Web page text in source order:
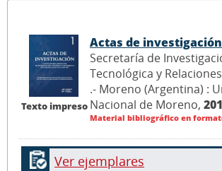
Texto impreso
Actas de investigación
Secretaría de
Tecnológica y
.- Moreno (Argentina) :
Nacional de Moreno,
Material bibliográfico en
Ver ejemplares